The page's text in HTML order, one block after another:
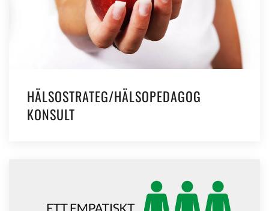
HÄLSOSTRATEG/HÄLSOPEDAGOG
KONSULT